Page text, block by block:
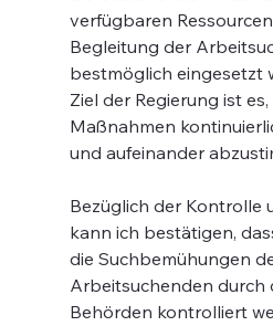
verfügbaren
Begleitung der
bestmöglich eingesetzt
Ziel der Regierung ist
Maßnahmen
und aufeinander
Bezüglich der Kontrolle
kann ich bestätigen,
die Suchbemühungen
Arbeitsuchenden durch
Behörden kontrolliert